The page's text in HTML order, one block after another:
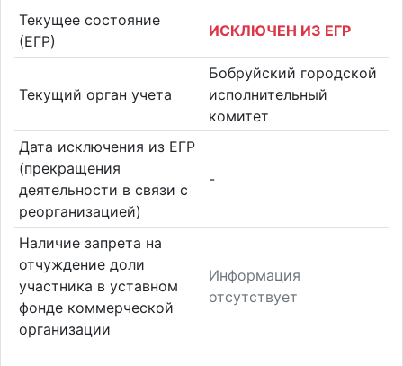
Текущее состояние
(ЕГР)
ИСКЛЮЧЕН ИЗ ЕГР
Текущий орган учета
Бобруйский городской
исполнительный
комитет
Дата исключения из ЕГР
(прекращения
деятельности в связи с
реорганизацией)
-
Наличие запрета на
отчуждение доли
участника в уставном
фонде коммерческой
организации
Информация
отсутствует